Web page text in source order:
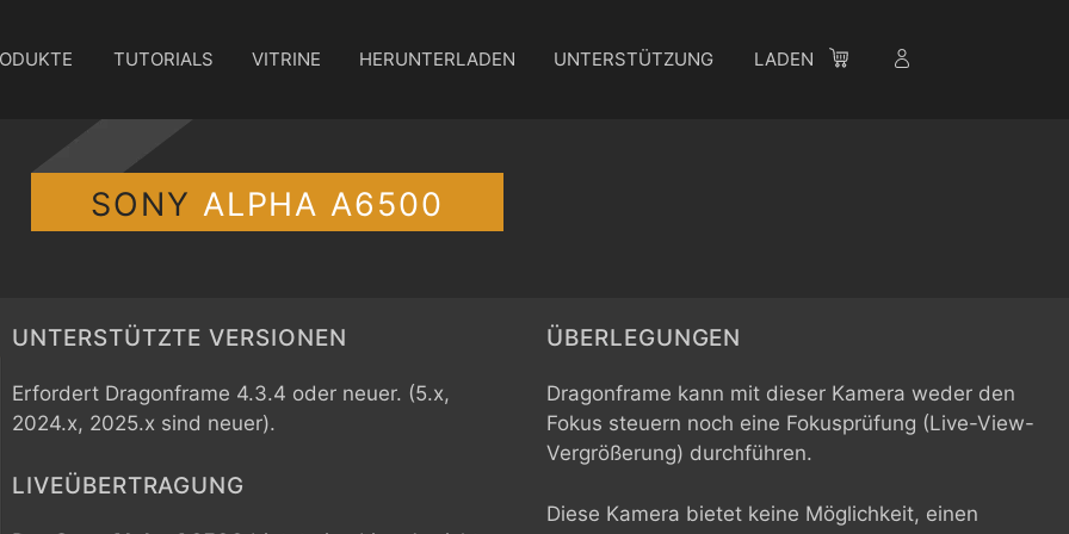
TUTORIALS VITRINE HERUNTERLADEN UNTERSTÜTZUNG LADEN
SONY ALPHA A6500
UNTERSTÜTZTE VERSIONEN
Erfordert Dragonframe 4.3.4 oder neuer. (5.x,
2024.x, 2025.x sind neuer).
LIVEÜBERTRAGUNG
ÜBERLEGUNGEN
Dragonframe kann mit dieser Kamera weder den
Fokus steuern noch eine Fokusprüfung (Live-View-
Vergrößerung) durchführen.
Diese Kamera bietet keine Möglichkeit, einen